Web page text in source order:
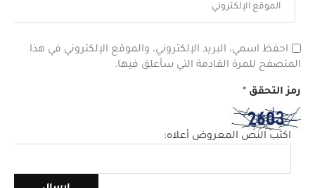
احفظ اسمي، البريد الإلكتروني، والموقع الإلكتروني في هذا
المتصفح للمرة القادمة التي سأعلق فيها.
رمز التحقق *
اكتب النص المعروض أعلاه: